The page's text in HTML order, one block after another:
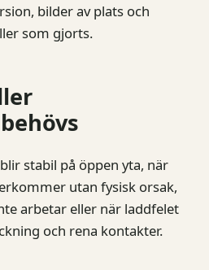
bilder av plats och
som gjorts.
stabil på öppen yta, när
utan fysisk orsak,
arbetar eller när laddfelet
och rena kontakter.